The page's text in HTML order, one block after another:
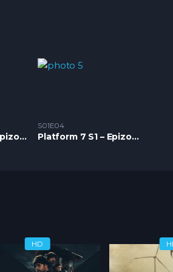
Platform 7 S1 – Epizoda 03
S01E04
Platform 7 S1 – Epizoda 04
HD